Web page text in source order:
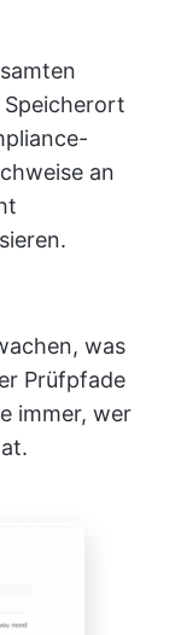
Speicherort
an
was
Prüfpfade
immer, wer